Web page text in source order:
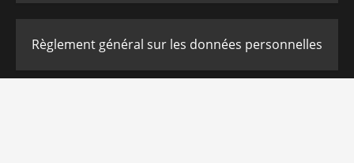
Règlement général sur les données personnelles